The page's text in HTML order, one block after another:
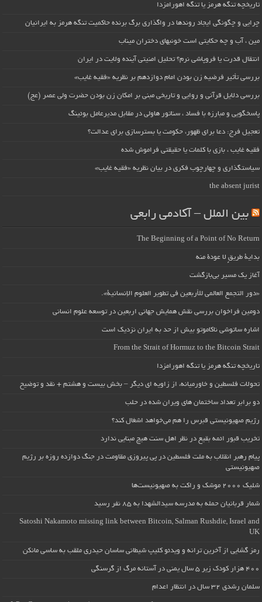
تاریخچه تنگه هرمز یا تنگه اهورامزدا
چرایی و چگونگی ایجاد روندها در واگذاری برگ برنده حاکمیت تنگه هرمز به ایرانیان
مین ، آب و چه حکایتی است خونبهای دختران میناب
انتقال قدرت یا فروپاشی نرم؟ تحلیل امنیتی آینده ولایت در ایران
بررسی تأثیر فرضیه زن بودن امام دوازدهم بر نظریه «فقیه غایب»
بررسی دلایل قرآنی و روایی و تاریخی مبنی بر امکان زن بودن حضرت ولی عصر (عج)
پاسخگویی و مبارزه با فساد ، سناتور هاولی در مقابل مدیرعامل بوئینگ
تعجیل فرج: دعا برای ظهور، حکومت یا بسترسازی برای عدالت؟
فقیه غایب ، بازی با کلمات یا حقیقتی فراموش شده
سیاستگذاری و چهارچوب فکری در بیان نظریه «فقیه غایب»
the absent jurist
بین الملل – آکادمی رابعی
The Beginning of a Point of No Return
بداية طريقٍ لا عودة منه
آغاز یک مسیر بی‌بازگشت
«دور التجمع العالمي للأربعين في تطوير العلوم الإنسانية».
دومین فراخوان بررسی نقش همایش جهانی اربعین در توسعه علوم انسانی
اشاره ساتوشی ناکاموتو بیش از حد به ایران نزدیک است
From the Strait of Hormuz to the Bitcoin Strait
تاریخچه تنگه هرمز یا تنگه اهورامزدا
تحولات فلسطین و خاورمیانه، از زاویه ای دیگر – بخش بیست و هشتم + نقد و توضیح
دو برابر تعداد ساختمان های ویران شده در حلب
رژیم صهیونیستی قبرس را هم می‌خواهد اشغال کند؟
تخریب قبور ائمه بقیع در نظر اهل سنت هیچ مبنایی ندارد
پیام رهبر انقلاب به ملت فلسطین در پی پیروزی مقاومت در جنگ دوازده روزه بر رژیم
صهیونیستی
شلیک ۲۰۰۰ موشک و راکت به صهیونیست‌ها
شمار قربانیان حمله به مدرسه سیدالشهدا به ۸۵ نفر رسید
Satoshi Nakamoto missing link between Bitcoin, Salman Rushdie, Israel and
UK
رمز گشایی از آخرین ترانه و ویدئو کلیپ شیطانی ساسان حیدری ملقب به ساسی مانکن
۴۰۰ هزار کودک زیر ۵ سال یمنی در آستانه مرگ از گرسنگی
سلمان رشدی ۳۲ سال در انتظار اعدام